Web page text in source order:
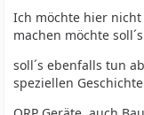
Ich möchte hier nicht
machen möchte
soll´s ebenfalls tun
speziellen